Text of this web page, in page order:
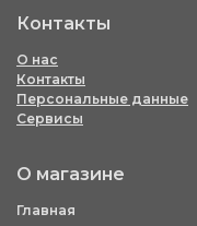
Контакты
О нас
Контакты
Персональные данные
Сервисы
О магазине
Главная